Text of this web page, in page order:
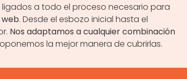
ligados a todo el proceso necesario para
. Desde el esbozo inicial hasta el
Nos adaptamos a cualquier combinación
la mejor manera de cubrirlas.